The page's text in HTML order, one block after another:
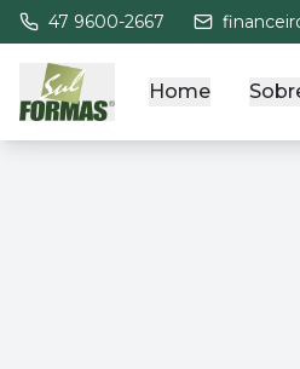
47 9600-2667
Home